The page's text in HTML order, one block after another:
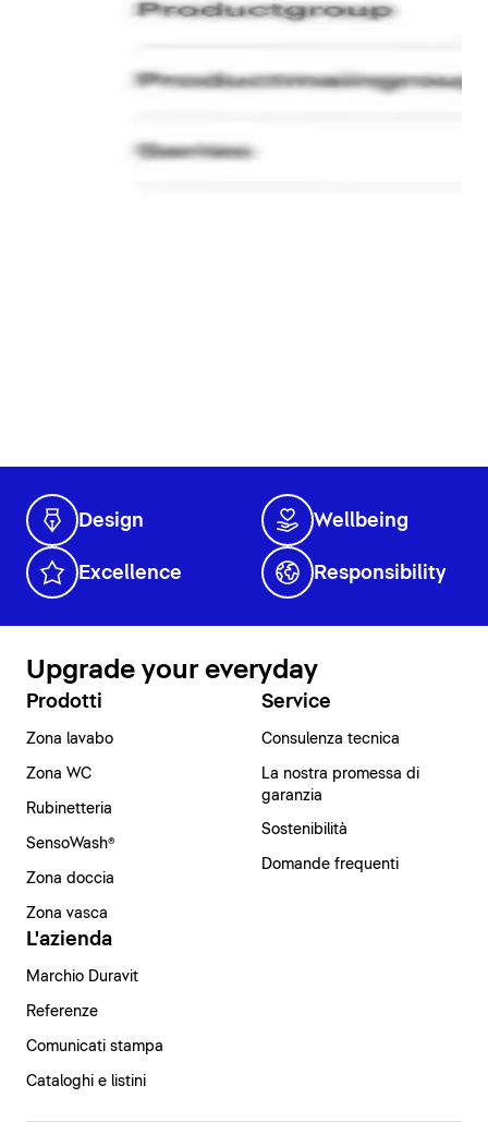
Design Wellbeing
Excellence Responsibility
Upgrade your everyday
Prodotti
Zona lavabo
Zona WC
Rubinetteria
SensoWash®
Zona doccia
Zona vasca
Service
Consulenza tecnica
La nostra promessa di
garanzia
Sostenibilità
Domande frequenti
L'azienda
Marchio Duravit
Referenze
Comunicati stampa
Cataloghi e listini